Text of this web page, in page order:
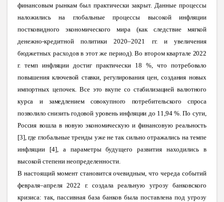
финансовым рынкам был практически закрыт. Данные процессы
наложились на глобальные процессы высокой инфляции
постковидного экономического мира (как следствие мягкой
денежно-кредитной политики 2020–2021 гг. и увеличения
бюджетных расходов в этот же период). Во втором квартале 2022
г. темп инфляции достиг практически 18 %, что потребовало
повышения ключевой ставки, регулирования цен, создания новых
импортных цепочек. Все это вкупе со стабилизацией валютного
курса и замедлением совокупного потребительского спроса
позволило снизить годовой уровень инфляции до 11,94 %. По сути,
Россия вошла в новую экономическую и финансовую реальность
[3], где глобальные тренды уже не так сильно отражались на темпе
инфляции [4], а параметры будущего развития находились в
высокой степени неопределенности.
В настоящий момент становится очевидным, что череда событий
февраля–апреля 2022 г. создала реальную угрозу банковского
кризиса: так, пассивная база банков была поставлена под угрозу